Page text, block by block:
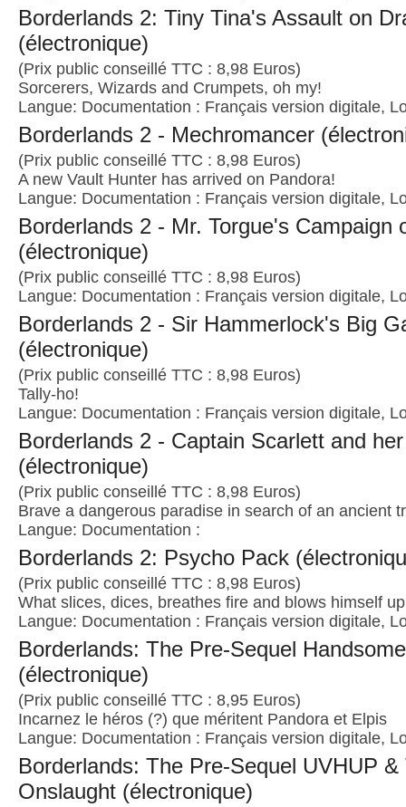
Borderlands 2: Tiny Tina's Assault on
(électronique)
(Prix public conseillé TTC : 8,98 Euros)
Sorcerers, Wizards and Crumpets, oh my!
Langue: Documentation : Français version digitale,
Borderlands 2 - Mechromancer
(Prix public conseillé TTC : 8,98 Euros)
A new Vault Hunter has arrived on Pandora!
Langue: Documentation : Français version digitale,
Borderlands 2 - Mr. Torgue's Campaign
(électronique)
(Prix public conseillé TTC : 8,98 Euros)
Langue: Documentation : Français version digitale,
Borderlands 2 - Sir Hammerlock's Big
(électronique)
(Prix public conseillé TTC : 8,98 Euros)
Tally-ho!
Langue: Documentation : Français version digitale,
Borderlands 2 - Captain Scarlett and
(électronique)
(Prix public conseillé TTC : 8,98 Euros)
Brave a dangerous paradise in search of an ancient
Langue: Documentation :
Borderlands 2: Psycho Pack
(Prix public conseillé TTC : 8,98 Euros)
What slices, dices, breathes fire and blows himself
Langue: Documentation : Français version digitale,
Borderlands: The Pre-Sequel
(électronique)
(Prix public conseillé TTC : 8,95 Euros)
Incarnez le héros (?) que méritent Pandora et Elpis
Langue: Documentation : Français version digitale,
Borderlands: The Pre-Sequel UVHUP
Onslaught (électronique)